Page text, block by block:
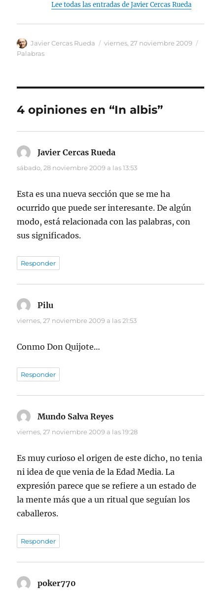
Lee todas las entradas de Javier Cercas Rueda
Autor
Javier Cercas Rueda
Publicado
viernes, 27 noviembre 2009
Palabras
4 opiniones en “In albis”
Javier Cercas Rueda
sábado, 28 noviembre 2009 a las 13:53
Esta es una nueva sección que se me ha
ocurrido que puede ser interesante. De algún
modo, está relacionada con las palabras, con
sus significados.
Responder
Pilu
viernes, 27 noviembre 2009 a las 21:53
Conmo Don Quijote…
Responder
Mundo Salva Reyes
viernes, 27 noviembre 2009 a las 19:28
Es muy curioso el origen de este dicho, no tenia
ni idea de que venia de la Edad Media. La
expresión parece que se refiere a un estado de
la mente más que a un ritual que seguían los
caballeros.
Responder
poker770